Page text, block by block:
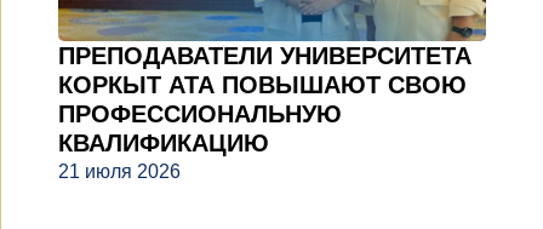
ПРЕПОДАВАТЕЛИ УНИВЕРСИТЕТА
КОРКЫТ АТА ПОВЫШАЮТ СВОЮ
ПРОФЕССИОНАЛЬНУЮ
КВАЛИФИКАЦИЮ
21 июля 2026